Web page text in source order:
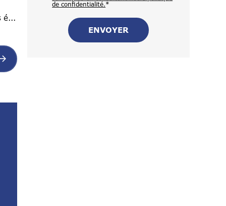
é...
de confidentialité.*